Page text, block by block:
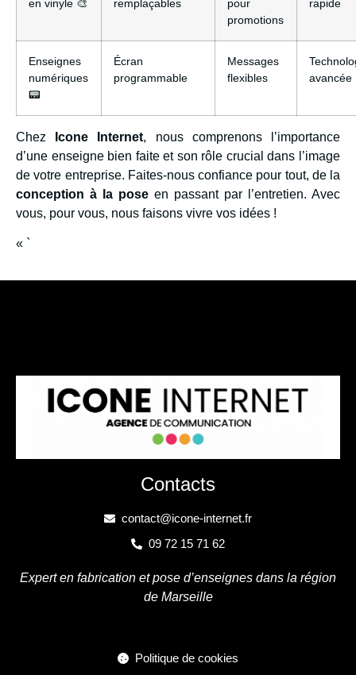
en vinyle 🎨
remplaçables
pour
promotions
rapide
Enseignes
numériques
📟
Écran
programmable
Messages
flexibles
avancée
Chez Icone Internet, nous comprenons l’importance
d’une enseigne bien faite et son rôle crucial dans l’image
de votre entreprise. Faites-nous confiance pour tout, de la
conception à la pose en passant par l’entretien. Avec
vous, pour vous, nous faisons vivre vos idées !
« `
Contacts
contact@icone-internet.fr
09 72 15 71 62
Expert en fabrication et pose d’enseignes dans la région
de Marseille
Politique de cookies